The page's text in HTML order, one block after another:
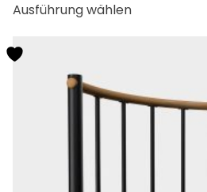
Ausführung wählenProdukt
auf.